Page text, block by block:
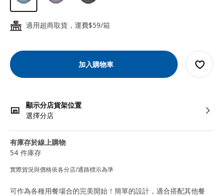
24 適用超商取貨，運費$59/箱
加入購物車
顯示分店貨架位置
選擇分店
有庫存於線上購物
54 件庫存
實際貨況與價格依各分店/通路標示為準
可作為各種用餐場合的完美開始！簡單的設計，適合搭配其他餐